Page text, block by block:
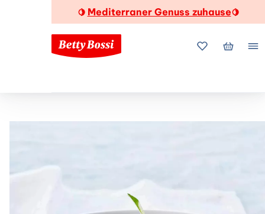
🍋 Mediterraner Genuss zuhause🍋
MeineMein